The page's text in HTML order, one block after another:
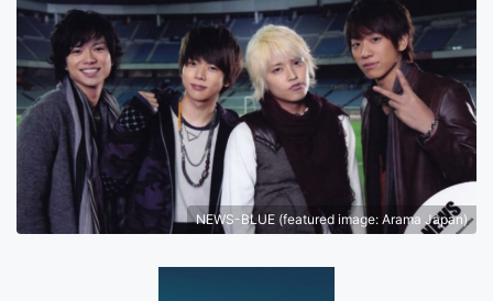
NEWS-BLUE (featured image: Arama Japan)